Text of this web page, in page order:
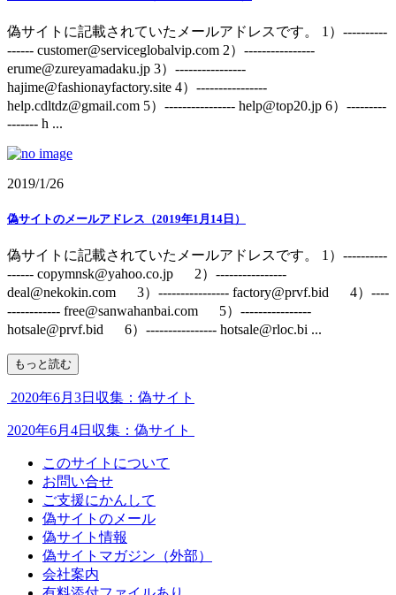
偽サイトに記載されていたメールアドレスです。 1）----------
------ customer@serviceglobalvip.com 2）----------------
erume@zureyamadaku.jp 3）----------------
hajime@fashionayfactory.site 4）----------------
help.cdltdz@gmail.com 5）---------------- help@top20.jp 6）---------
------- h ...
2019/1/26
偽サイトのメールアドレス（2019年1月14日）
偽サイトに記載されていたメールアドレスです。 1）----------
------ copymnsk@yahoo.co.jp 2）----------------
deal@nekokin.com 3）---------------- factory@prvf.bid 4）----
------------ free@sanwahanbai.com 5）----------------
hotsale@prvf.bid 6）---------------- hotsale@rloc.bi ...
もっと読む
2020年6月3日収集：偽サイト
2020年6月4日収集：偽サイト
このサイトについて
お問い合せ
ご支援にかんして
偽サイトのメール
偽サイト情報
偽サイトマガジン（外部）
会社案内